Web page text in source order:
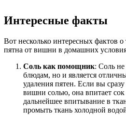
Интересные факты
Вот несколько интересных фактов о
пятна от вишни в домашних
Соль как помощник: Соль не
блюдам, но и является
удаления пятен. Если вы
вишни солью, она впитает сок
дальнейшее впитывание в
промыть ткань холодной